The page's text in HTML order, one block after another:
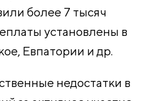
более 7 тысяч
установлены в
Евпатории и др.
недостатки в